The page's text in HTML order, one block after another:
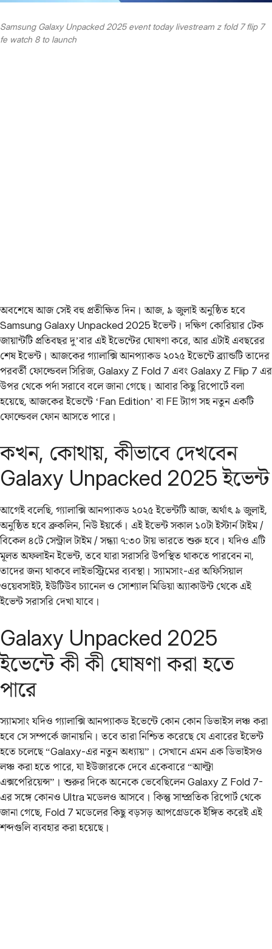
Samsung Galaxy Unpacked 2025 event today livestream z fold 7 flip 7
fe watch 8 to launch
অবশেষে আজ সেই বহু প্রতীক্ষিত দিন। আজ, ৯ জুলাই অনুষ্ঠিত হবে
Samsung Galaxy Unpacked 2025 ইভেন্ট। দক্ষিণ কোরিয়ার টেক
জায়ান্টটি প্রতিবছর দু’বার এই ইভেন্টের ঘোষণা করে, আর এটাই এবছরের
শেষ ইভেন্ট। আজকের গ্যালাক্সি আনপ্যাকড ২০২৫ ইভেন্টে ব্র্যান্ডটি তাদের
পরবর্তী ফোল্ডেবল সিরিজ, Galaxy Z Fold 7 এবং Galaxy Z Flip 7 এর
উপর থেকে পর্দা সরাবে বলে জানা গেছে। আবার কিছু রিপোর্টে বলা
হয়েছে, আজকের ইভেন্টে ‘Fan Edition’ বা FE ট্যাগ সহ নতুন একটি
ফোল্ডেবল ফোন আসতে পারে।
কখন, কোথায়, কীভাবে দেখবেন
Galaxy Unpacked 2025 ইভেন্ট
আগেই বলেছি, গ্যালাক্সি আনপ্যাকড ২০২৫ ইভেন্টটি আজ, অর্থাৎ ৯ জুলাই,
অনুষ্ঠিত হবে ব্রুকলিন, নিউ ইয়র্কে। এই ইভেন্ট সকাল ১০টা ইস্টার্ন টাইম /
বিকেল ৪টে সেন্ট্রাল টাইম / সন্ধ্যা ৭:৩০ টায় ভারতে শুরু হবে। যদিও এটি
মূলত অফলাইন ইভেন্ট, তবে যারা সরাসরি উপস্থিত থাকতে পারবেন না,
তাদের জন্য থাকবে লাইভস্ট্রিমের ব্যবস্থা। স্যামসাং-এর অফিসিয়াল
ওয়েবসাইট, ইউটিউব চ্যানেল ও সোশ্যাল মিডিয়া অ্যাকাউন্ট থেকে এই
ইভেন্ট সরাসরি দেখা যাবে।
Galaxy Unpacked 2025
ইভেন্টে কী কী ঘোষণা করা হতে
পারে
স্যামসাং যদিও গ্যালাক্সি আনপ্যাকড ইভেন্টে কোন কোন ডিভাইস লঞ্চ করা
হবে সে সম্পর্কে জানায়নি। তবে তারা নিশ্চিত করেছে যে এবারের ইভেন্ট
হতে চলেছে “Galaxy-এর নতুন অধ্যায়”। সেখানে এমন এক ডিভাইসও
লঞ্চ করা হতে পারে, যা ইউজারকে দেবে একেবারে “আল্ট্রা
এক্সপেরিয়েন্স”। শুরুর দিকে অনেকে ভেবেছিলেন Galaxy Z Fold 7-
এর সঙ্গে কোনও Ultra মডেলও আসবে। কিন্তু সাম্প্রতিক রিপোর্ট থেকে
জানা গেছে, Fold 7 মডেলের কিছু বড়সড় আপগ্রেডকে ইঙ্গিত করেই এই
শব্দগুলি ব্যবহার করা হয়েছে।